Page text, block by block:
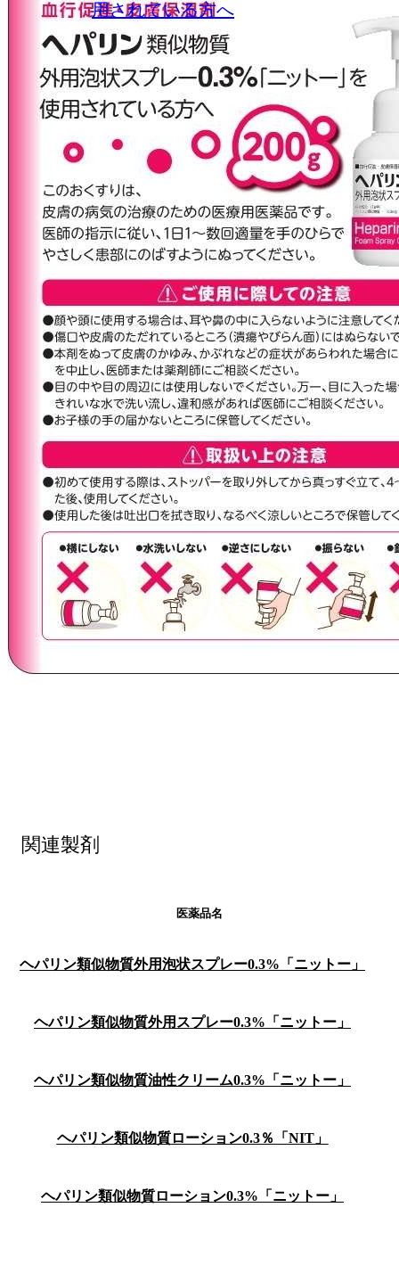
用されている方へ
関連製剤
医薬品名
ヘパリン類似物質外用泡状スプレー0.3%「ニットー」
ヘパリン類似物質外用スプレー0.3%「ニットー」
ヘパリン類似物質油性クリーム0.3%「ニットー」
ヘパリン類似物質ローション0.3％「NIT」
ヘパリン類似物質ローション0.3%「ニットー」